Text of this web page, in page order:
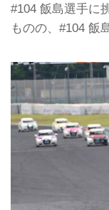
#104 飯島選手に
ものの、#104 飯